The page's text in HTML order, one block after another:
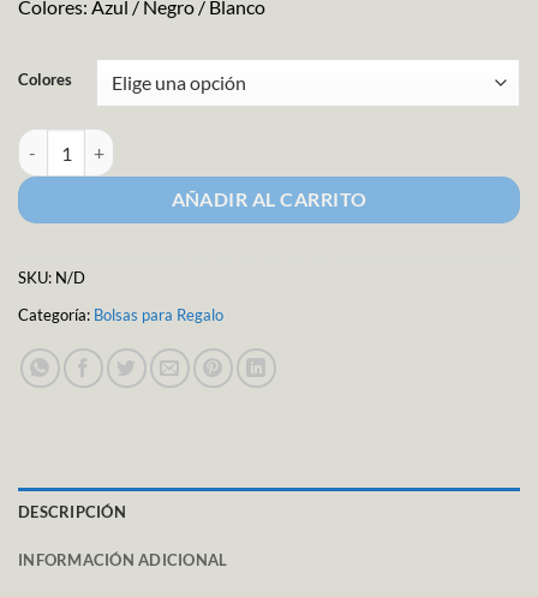
Colores: Azul / Negro / Blanco
Colores
Bolsa de Terciopelo M-5455 cantidad
AÑADIR AL CARRITO
SKU: N/D
Categoría: Bolsas para Regalo
DESCRIPCIÓN
INFORMACIÓN ADICIONAL